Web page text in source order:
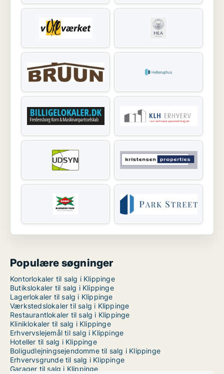
Populære søgninger
Kontorlokaler til salg i Klippinge
Butikslokaler til salg i Klippinge
Lagerlokaler til salg i Klippinge
Værkstedslokaler til salg i Klippinge
Restaurantlokaler til salg i Klippinge
Kliniklokaler til salg i Klippinge
Erhvervslejemål til salg i Klippinge
Hoteller til salg i Klippinge
Boligudlejningsejendomme til salg i Klippinge
Erhvervsgrunde til salg i Klippinge
Garager til salg i Klippinge